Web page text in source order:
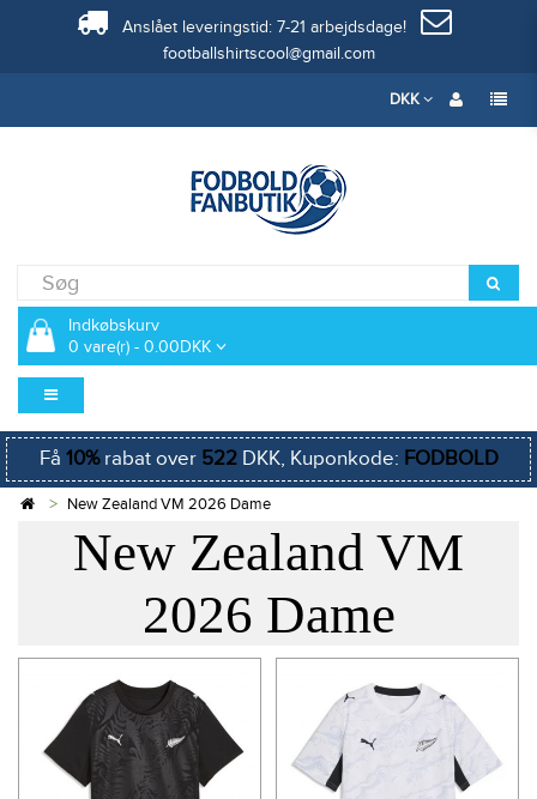
Anslået leveringstid: 7-21 arbejdsdage!
footballshirtscool@gmail.com
DKK
Indkøbskurv
0 vare(r) - 0.00DKK
Få 10%rabat over 522DKK, Kuponkode: FODBOLD
New Zealand VM 2026 Dame
New Zealand VM
2026 Dame